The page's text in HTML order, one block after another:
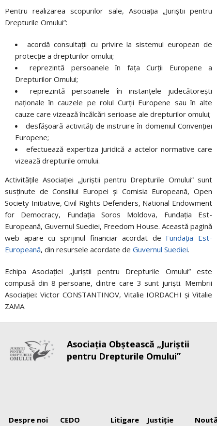
Pentru realizarea scopurilor sale, Asociaţia „Juriştii pentru
Drepturile Omului”:
acordă consultaţii cu privire la sistemul european de
protecţie a drepturilor omului;
reprezintă persoanele în faţa Curţii Europene a
Drepturilor Omului;
reprezintă persoanele în instanţele judecătoreşti
naţionale în cauzele pe rolul Curţii Europene sau în alte
cauze care vizează încălcări serioase ale drepturilor omului;
desfăşoară activităţi de instruire în domeniul Convenţiei
Europene;
efectuează expertiza juridică a actelor normative care
vizează drepturile omului.
Activităţile Asociaţiei „Juriştii pentru Drepturile Omului” sunt
susţinute de Consiliul Europei şi Comisia Europeană, Open
Society Initiative, Civil Rights Defenders, National Endowment
for Democracy, Fundația Soros Moldova, Fundația Est-
Europeană, Guvernul Suediei, Freedom House. Această pagină
web apare cu sprijinul financiar acordat de Fundaţia Est-
Europeană, din resursele acordate de Guvernul Suediei.
Echipa Asociaţiei „Juriştii pentru Drepturile Omului” este
compusă din 8 persoane, dintre care 3 sunt jurişti. Membrii
Asociaţiei: Victor CONSTANTINOV, Vitalie IORDACHI şi Vitalie
ZAMA.
Asociaţia Obştească „Juriştii
pentru Drepturile Omului”
Despre noi CEDO Litigare
Justiţie